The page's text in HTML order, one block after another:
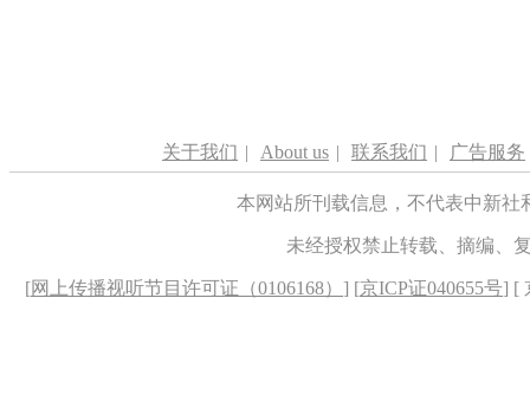
关于我们 | About us | 联系我们 | 广告服务
本网站所刊载信息，不代表中新
未经授权禁止转载、摘编、
[网上传播视听节目许可证（0106168） ] [京ICP证040655号] [